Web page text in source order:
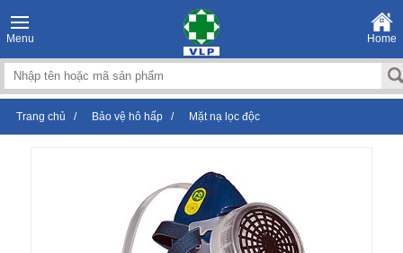
Menu Home
Trang chủ / Bảo vệ hô hấp / Mặt nạ lọc độc